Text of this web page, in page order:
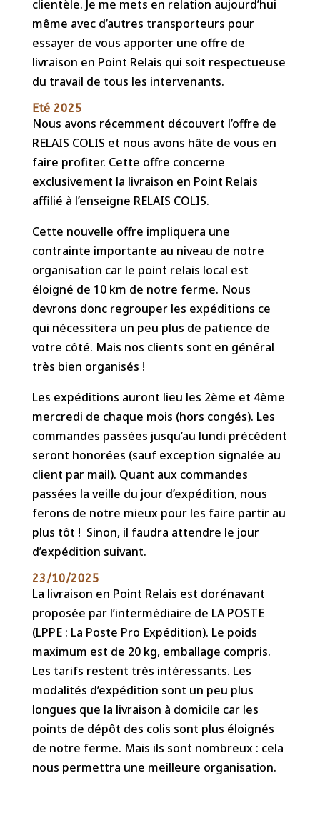
clientèle. Je me mets en relation aujourd’hui
même avec d’autres transporteurs pour
essayer de vous apporter une offre de
livraison en Point Relais qui soit respectueuse
du travail de tous les intervenants.
Eté 2025
Nous avons récemment découvert l’offre de
RELAIS COLIS et nous avons hâte de vous en
faire profiter. Cette offre concerne
exclusivement la livraison en Point Relais
affilié à l’enseigne RELAIS COLIS.
Cette nouvelle offre impliquera une
contrainte importante au niveau de notre
organisation car le point relais local est
éloigné de 10 km de notre ferme. Nous
devrons donc regrouper les expéditions ce
qui nécessitera un peu plus de patience de
votre côté. Mais nos clients sont en général
très bien organisés !
Les expéditions auront lieu les 2ème et 4ème
mercredi de chaque mois (hors congés). Les
commandes passées jusqu’au lundi précédent
seront honorées (sauf exception signalée au
client par mail). Quant aux commandes
passées la veille du jour d’expédition, nous
ferons de notre mieux pour les faire partir au
plus tôt ! Sinon, il faudra attendre le jour
d’expédition suivant.
23/10/2025
La livraison en Point Relais est dorénavant
proposée par l’intermédiaire de LA POSTE
(LPPE : La Poste Pro Expédition). Le poids
maximum est de 20 kg, emballage compris.
Les tarifs restent très intéressants. Les
modalités d’expédition sont un peu plus
longues que la livraison à domicile car les
points de dépôt des colis sont plus éloignés
de notre ferme. Mais ils sont nombreux : cela
nous permettra une meilleure organisation.